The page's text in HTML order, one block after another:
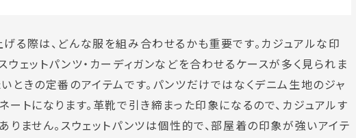
る際は、どんな服を組み合わせるかも重要です。カジュアルな印
ウェットパンツ・カーディガンなどを合わせるケースが多く見られま
ときの定番のアイテムです。パンツだけではなくデニム生地のジャ
ートになります。革靴で引き締まった印象になるので、カジュアルす
りません。スウェットパンツは個性的で、部屋着の印象が強いアイテ